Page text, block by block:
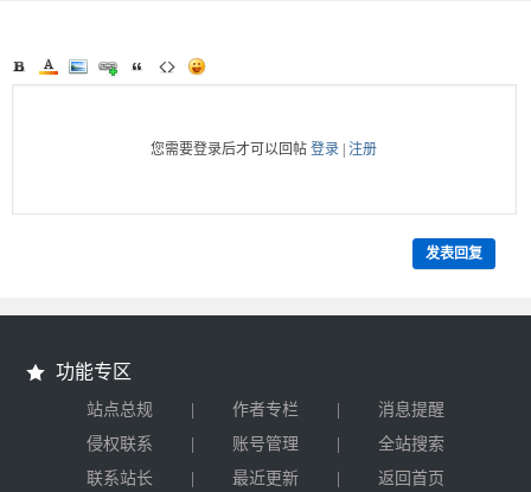
您需要登录后才可以回帖登录 |注册
发表回复
功能专区
站点总规 | 作者专栏 |
消息提醒
侵权联系
| 账号管理 |
全站搜索
联系站长
| 最近更新 | 返回首页